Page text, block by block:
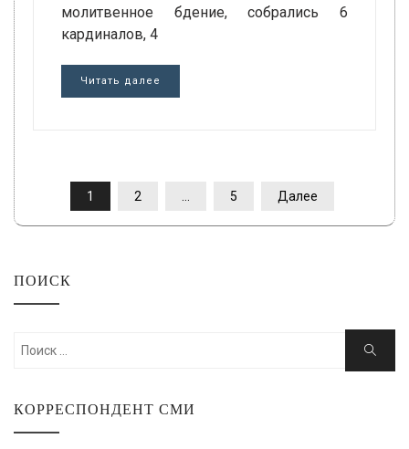
молитвенное бдение, собрались 6
кардиналов, 4
Читать далее
ПАГИНАЦИЯ
ЗАПИСЕЙ
1 2 5 Далее
ПОИСК
Искать:
Поиск
КОРРЕСПОНДЕНТ СМИ